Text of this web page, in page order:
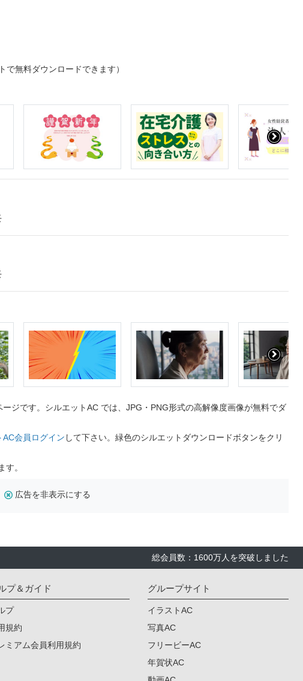
で無料ダウンロードできます）
ジです。シルエットAC では、JPG・PNG形式の高解像度画像が無料でダ
AC会員ログイン して下さい。緑色のシルエットダウンロードボタンをクリ
す。
広告を非表示にする
総会員数：1600万人を突破しました
プ＆ガイド
プ
規約
ミアム会員利用規約
グループサイト
イラストAC
写真AC
フリービーAC
年賀状AC